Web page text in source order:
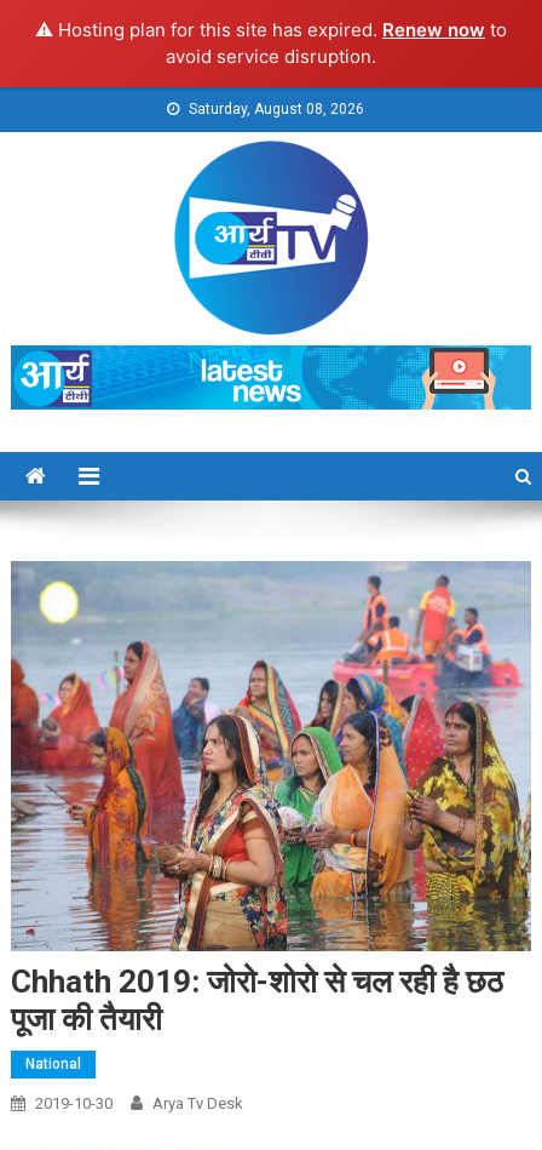
⚠️ Hosting plan for this site has expired. Renew now to
avoid service disruption.
to
Saturday, August 08, 2026
Arya TV
Chhath 2019: जोरो-शोरो से चल रही है छठ
पूजा की तैयारी
National
2019-10-30 Arya Tv Desk